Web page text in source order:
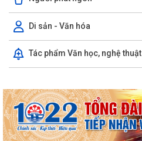
Di sản - Văn hóa
Tác phẩm Văn học, nghệ thuật